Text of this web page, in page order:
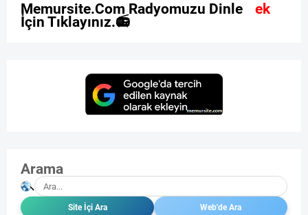
Memursite.Com Radyomuzu Din e ek
İçin Tı kl ayınız.
Arama